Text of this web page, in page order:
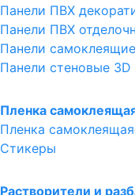
Панели ПВХ
Панели ПВХ
Панели
Панели стеновые 3D
Пленка
Пленка
Стикеры
Растворители и